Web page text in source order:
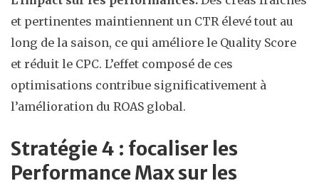
et pertinentes maintiennent un CTR élevé tout au
long de la saison, ce qui améliore le Quality Score
et réduit le CPC. L’effet composé de ces
optimisations contribue significativement à
l’amélioration du ROAS global.
Stratégie 4 : focaliser les
Performance Max sur les